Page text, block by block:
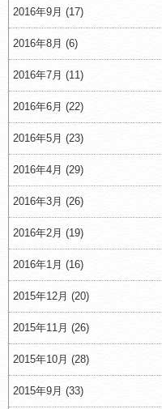
2016年9月 (17)
2016年8月 (6)
2016年7月 (11)
2016年6月 (22)
2016年5月 (23)
2016年4月 (29)
2016年3月 (26)
2016年2月 (19)
2016年1月 (16)
2015年12月 (20)
2015年11月 (26)
2015年10月 (28)
2015年9月 (33)